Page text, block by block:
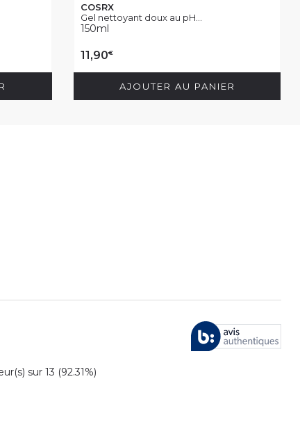
COSRX
Gel nettoyant doux au pH...
150ml
11,90€
AJOUTER AU PANIER
sur 13 (92.31%)